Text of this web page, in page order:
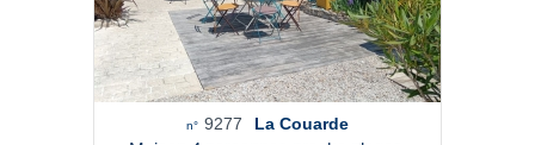
n° 9277 La Couarde